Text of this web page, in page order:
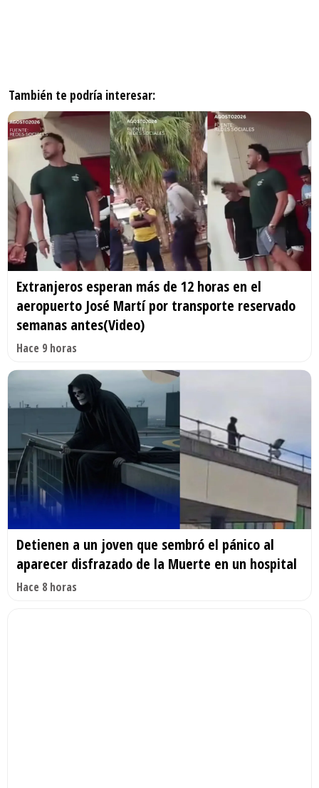
También te podría interesar:
Extranjeros esperan más de 12 horas en el
aeropuerto José Martí por transporte reservado
semanas antes(Video)
Hace 9 horas
Detienen a un joven que sembró el pánico al
aparecer disfrazado de la Muerte en un hospital
Hace 8 horas